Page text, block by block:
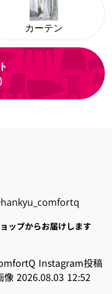
カーテン
ップからお届けします